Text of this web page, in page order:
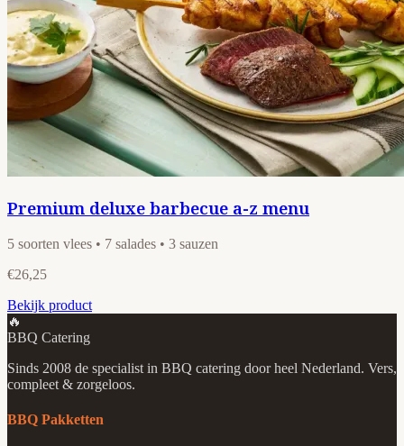
Premium deluxe barbecue a-z menu
5 soorten vlees • 7 salades • 3 sauzen
€26,25
Bekijk product
🔥
BBQ Catering
Sinds 2008 de specialist in BBQ catering door heel Nederland. Vers,
compleet & zorgeloos.
BBQ Pakketten